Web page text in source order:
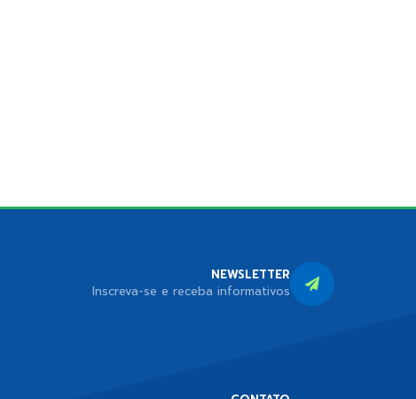
NEWSLETTER
Inscreva-se e receba informativos